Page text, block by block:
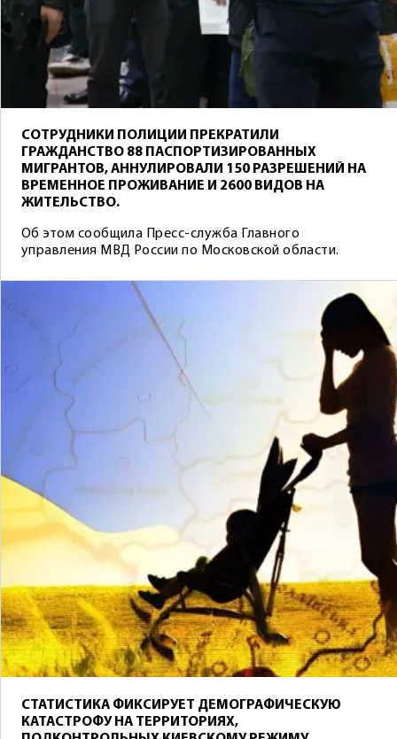
СОТРУДНИКИ ПОЛИЦИИ ПРЕКРАТИЛИ
ГРАЖДАНСТВО 88 ПАСПОРТИЗИРОВАННЫХ
МИГРАНТОВ, АННУЛИРОВАЛИ 150 РАЗРЕШЕНИЙ НА
ВРЕМЕННОЕ ПРОЖИВАНИЕ И 2600 ВИДОВ НА
ЖИТЕЛЬСТВО.
Об этом сообщила Пресс-служба Главного
управления МВД России по Московской области.
СТАТИСТИКА ФИКСИРУЕТ ДЕМОГРАФИЧЕСКУЮ
КАТАСТРОФУ НА ТЕРРИТОРИЯХ,